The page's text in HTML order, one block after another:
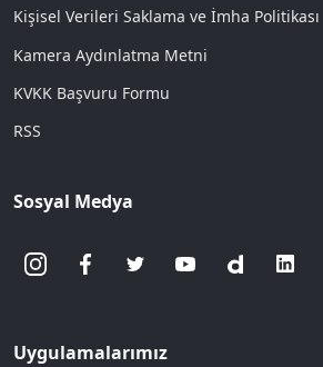
Kişisel Verileri Saklama ve İmha Politikası
Kamera Aydınlatma Metni
KVKK Başvuru Formu
RSS
Sosyal Medya
Uygulamalarımız